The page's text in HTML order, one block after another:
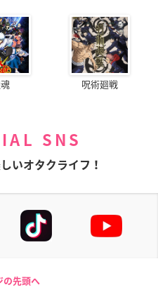
呪術廻戦
SNS
いオタクライフ！
の先頭へ